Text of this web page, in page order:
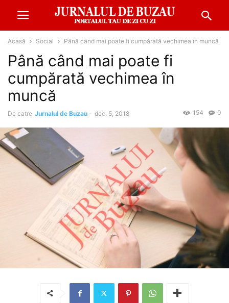
Acasă Social Până când mai poate fi cumpărată vechimea în muncă
Până când mai poate fi
cumpărată vechimea în
muncă
De catre Jurnalul de Buzau - dec. 5, 2018 0
154